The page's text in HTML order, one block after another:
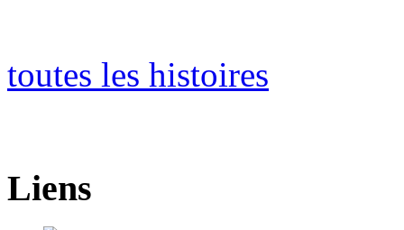
toutes les histoires
Liens